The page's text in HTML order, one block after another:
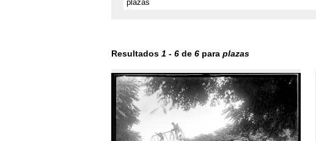
Resultados 1 - 6 de 6 para plazas